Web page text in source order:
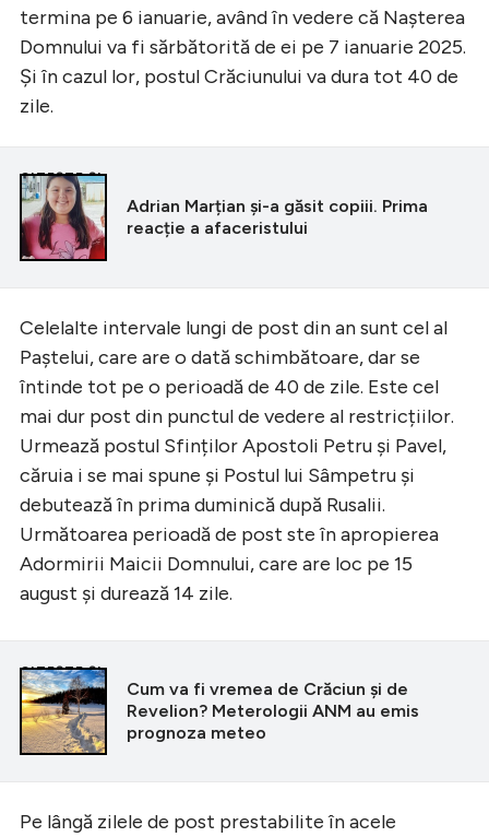
termina pe 6 ianuarie, având în vedere că Nașterea
Domnului va fi sărbătorită de ei pe 7 ianuarie 2025.
Și în cazul lor, postul Crăciunului va dura tot 40 de
zile.
CITEȘTE ȘI
Adrian Marțian și-a găsit copiii. Prima
reacție a afaceristului
Celelalte intervale lungi de post din an sunt cel al
Paștelui, care are o dată schimbătoare, dar se
întinde tot pe o perioadă de 40 de zile. Este cel
mai dur post din punctul de vedere al restricțiilor.
Urmează postul Sfinților Apostoli Petru și Pavel,
căruia i se mai spune și Postul lui Sâmpetru și
debutează în prima duminică după Rusalii.
Următoarea perioadă de post ste în apropierea
Adormirii Maicii Domnului, care are loc pe 15
august și durează 14 zile.
CITEȘTE ȘI
Cum va fi vremea de Crăciun și de
Revelion? Meterologii ANM au emis
prognoza meteo
Pe lângă zilele de post prestabilite în acele